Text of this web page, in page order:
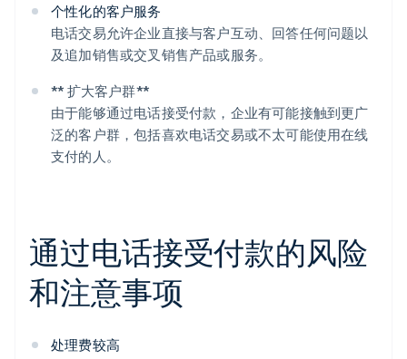
个性化的客户服务
电话交易允许企业直接与客户互动、回答任何问题以
及追加销售或交叉销售产品或服务。
** 扩大客户群**
由于能够通过电话接受付款，企业有可能接触到更广
泛的客户群，包括喜欢电话交易或不太可能使用在线
支付的人。
通过电话接受付款的风险
和注意事项
处理费较高